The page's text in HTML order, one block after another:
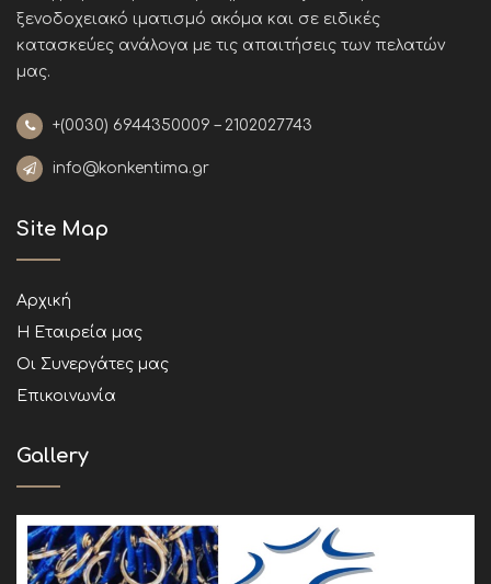
ξενοδοχειακό ιματισμό ακόμα και σε ειδικές
κατασκεύες ανάλογα με τις απαιτήσεις των πελατών
μας.
+(0030) 6944350009 – 2102027743
info@konkentima.gr
Site Map
Αρχική
Η Εταιρεία μας
Οι Συνεργάτες μας
Επικοινωνία
Gallery